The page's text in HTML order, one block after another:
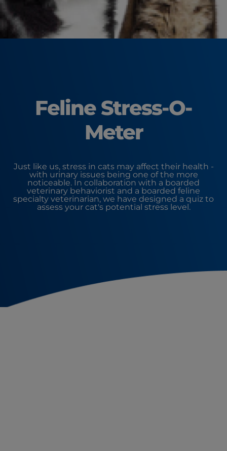
Feline Stress-O-
Meter
Just like us, stress in cats may affect their health -
with urinary issues being one of the more
noticeable. In collaboration with a boarded
veterinary behaviorist and a boarded feline
specialty veterinarian, we have designed a quiz to
assess your cat's potential stress level.